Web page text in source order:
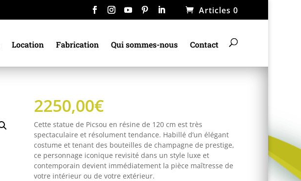
Articles 0
Location Fabrication Qui sommes-nous Contact
2250,00€
Cette statue de Picsou en résine de 120 cm est très
spectaculaire et résolument tendance. Habillé d’un élégant
costume et tenant des bouteilles de champagne de prestige,
ce personnage iconique revisité dans un style luxe et
contemporain devient immédiatement la pièce maîtresse de
votre intérieur ou de votre extérieur.